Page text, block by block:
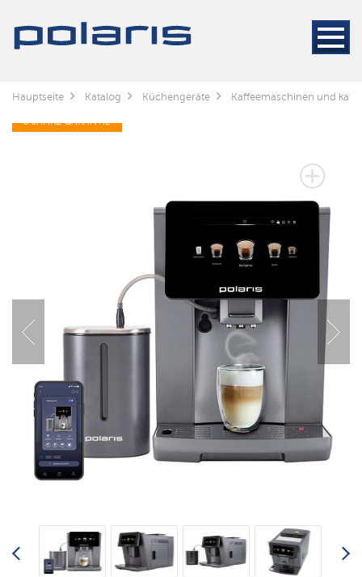
Hauptseite Katalog Küchengeräte Kaffeemaschinen und
3 JAHRE GARANTIE